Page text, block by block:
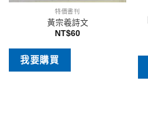
特價書刊
黃宗羲詩文
NT$60
我要購買